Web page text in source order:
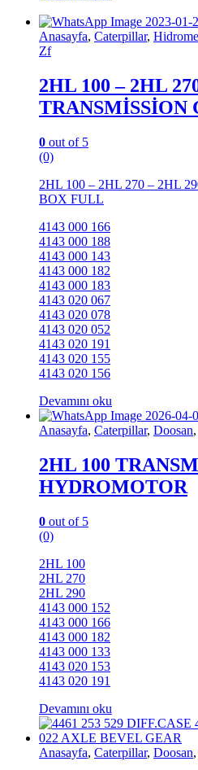
Anasayfa, Caterpillar,
Zf
2HL 100 – 2HL
TRANSMİSSİON
0 out of 5
(0)
2HL 100 – 2HL 270 – 2HL
BOX FULL
4143 000 166
4143 000 188
4143 000 143
4143 000 182
4143 000 183
4143 020 067
4143 020 078
4143 020 052
4143 020 191
4143 020 155
4143 020 156
Devamını oku
Anasayfa, Caterpillar, Doosan,
2HL 100
HYDROMOTOR
0 out of 5
(0)
2HL 100
2HL 270
2HL 290
4143 000 152
4143 000 166
4143 000 182
4143 000 133
4143 020 153
4143 020 191
Devamını oku
Anasayfa, Caterpillar, Doosan,